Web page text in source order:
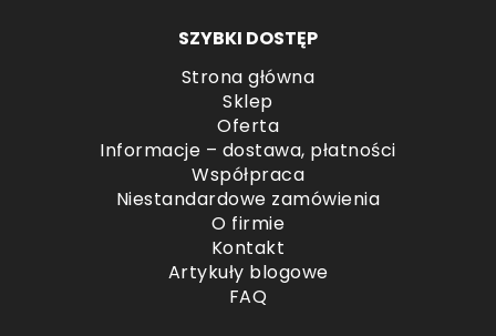
SZYBKI DOSTĘP
Strona główna
Sklep
Oferta
Informacje – dostawa, płatności
Współpraca
Niestandardowe zamówienia
O firmie
Kontakt
Artykuły blogowe
FAQ